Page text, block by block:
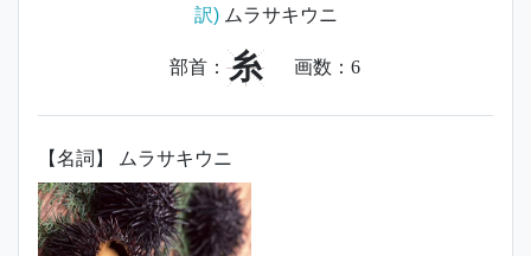
訳)ムラサキウニ
部首： 糸 画数： 6
【名詞】 ムラサキウニ